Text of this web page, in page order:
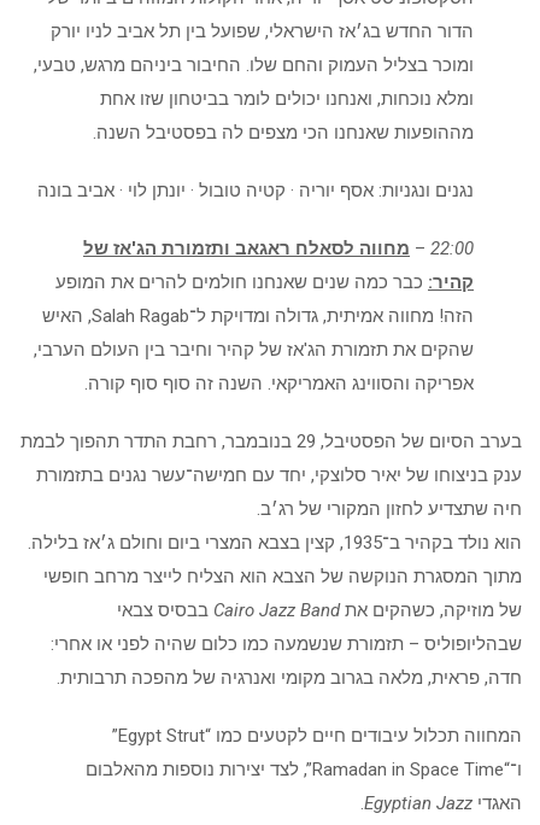
הדור החדש בג׳אז הישראלי, שפועל בין תל אביב לניו יורק
ומוכר בצליל העמוק והחם שלו. החיבור ביניהם מרגש, טבעי,
ומלא נוכחות, ואנחנו יכולים לומר בביטחון שזו אחת
מההופעות שאנחנו הכי מצפים לה בפסטיבל השנה.
נגנים ונגניות: אסף יוריה · קטיה טובול · יונתן לוי · אביב בונה
22:00
– מחווה לסאלח ראגאב ותזמורת הג'אז של
קהיר: כבר כמה שנים שאנחנו חולמים להרים את המופע
הזה! מחווה אמיתית, גדולה ומדויקת ל־Salah Ragab, האיש
שהקים את תזמורת הג'אז של קהיר וחיבר בין העולם הערבי,
אפריקה והסווינג האמריקאי. השנה זה סוף סוף קורה.
בערב הסיום של הפסטיבל, 29 בנובמבר, רחבת התדר תהפוך לבמת
ענק בניצוחו של יאיר סלוצקי, יחד עם חמישה־עשר נגנים בתזמורת
חיה שתצדיע לחזון המקורי של רג׳ב.
הוא נולד בקהיר ב־1935, קצין בצבא המצרי ביום וחולם ג׳אז בלילה.
מתוך המסגרת הנוקשה של הצבא הוא הצליח לייצר מרחב חופשי
של מוזיקה, כשהקים אתCairo Jazz Band בבסיס צבאי
שבהליופוליס – תזמורת שנשמעה כמו כלום שהיה לפני או אחרי:
חדה, פראית, מלאה בגרוב מקומי ואנרגיה של מהפכה תרבותית.
המחווה תכלול עיבודים חיים לקטעים כמו “Egypt Strut”
ו־“Ramadan in Space Time”, לצד יצירות נוספות מהאלבום
האגדי Egyptian Jazz
.